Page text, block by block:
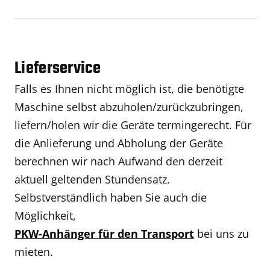
Lieferservice
Falls es Ihnen nicht möglich ist, die benötigte
Maschine selbst abzuholen/zurückzubringen,
liefern/holen wir die Geräte termingerecht. Für
die Anlieferung und Abholung der Geräte
berechnen wir nach Aufwand den derzeit
aktuell geltenden Stundensatz.
Selbstverständlich haben Sie auch die
Möglichkeit,
PKW-Anhänger für den Transport bei uns zu
mieten.